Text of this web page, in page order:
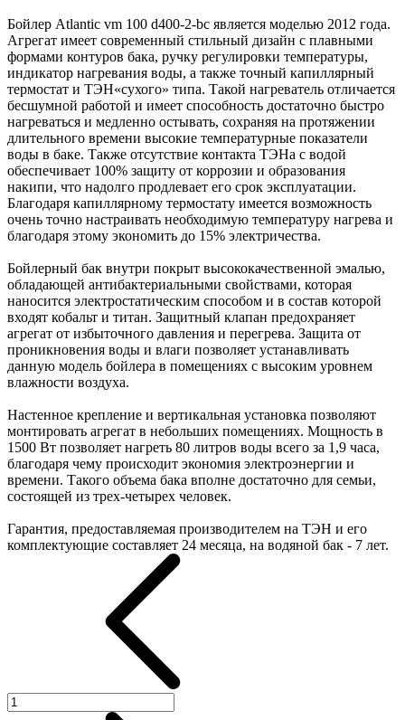
Бойлер Atlantic vm 100 d400-2-bc является моделью 2012 года.
Агрегат имеет современный стильный дизайн с плавными
формами контуров бака, ручку регулировки температуры,
индикатор нагревания воды, а также точный капиллярный
термостат и ТЭН«сухого» типа. Такой нагреватель отличается
бесшумной работой и имеет способность достаточно быстро
нагреваться и медленно остывать, сохраняя на протяжении
длительного времени высокие температурные показатели
воды в баке. Также отсутствие контакта ТЭНа с водой
обеспечивает 100% защиту от коррозии и образования
накипи, что надолго продлевает его срок эксплуатации.
Благодаря капиллярному термостату имеется возможность
очень точно настраивать необходимую температуру нагрева и
благодаря этому экономить до 15% электричества.
Бойлерный бак внутри покрыт высококачественной эмалью,
обладающей антибактериальными свойствами, которая
наносится электростатическим способом и в состав которой
входят кобальт и титан. Защитный клапан предохраняет
агрегат от избыточного давления и перегрева. Защита от
проникновения воды и влаги позволяет устанавливать
данную модель бойлера в помещениях с высоким уровнем
влажности воздуха.
Настенное крепление и вертикальная установка позволяют
монтировать агрегат в небольших помещениях. Мощность в
1500 Вт позволяет нагреть 80 литров воды всего за 1,9 часа,
благодаря чему происходит экономия электроэнергии и
времени. Такого объема бака вполне достаточно для семьи,
состоящей из трех-четырех человек.
Гарантия, предоставляемая производителем на ТЭН и его
комплектующие составляет 24 месяца, на водяной бак - 7 лет.